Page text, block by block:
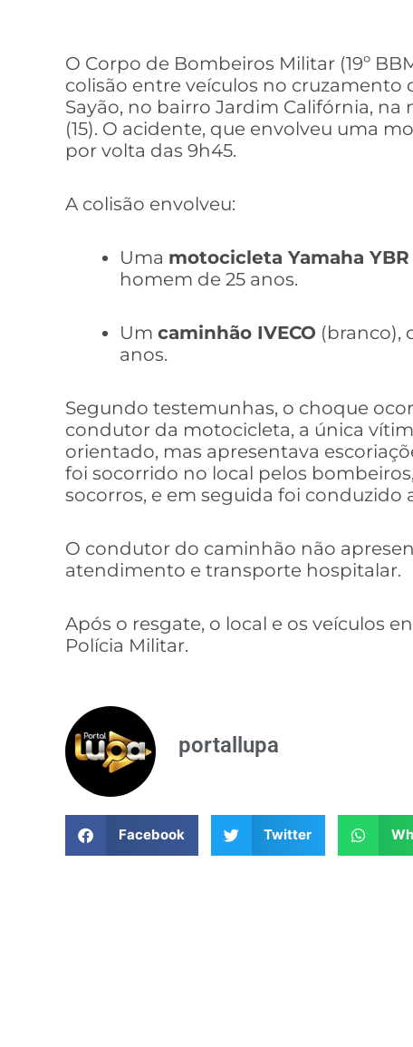
O Corpo de Bombeiros Militar (19º
colisão entre veículos no cruzamento
Sayão, no bairro Jardim Califórnia,
(15). O acidente, que envolveu uma
por volta das 9h45.
A colisão envolveu:
Uma motocicleta Yamaha YBR
homem de 25 anos.
Um caminhão IVECO (branco),
anos.
Segundo testemunhas, o choque
condutor da motocicleta, a única
orientado, mas apresentava
foi socorrido no local pelos
socorros, e em seguida foi conduzido
O condutor do caminhão não
atendimento e transporte hospitalar.
Após o resgate, o local e os veículos
Polícia Militar.
portallupa
Facebook Twitter